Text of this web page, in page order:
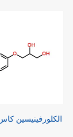
الكلورفينيسين كاس 104-